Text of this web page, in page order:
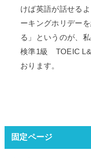
けば英語が話せる
ーキングホリデー
る」というのが、
検準1級 TOEIC
おります。
固定ページ